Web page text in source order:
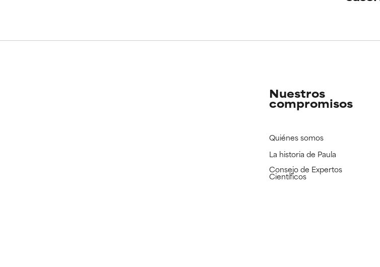
Nuestros
compromisos
Quiénes somos
La historia de Paula
Consejo de Expertos
Científicos